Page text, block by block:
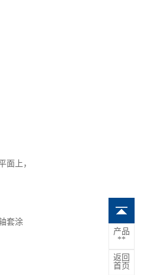
面上，
套涂
产品
**
返回
首页